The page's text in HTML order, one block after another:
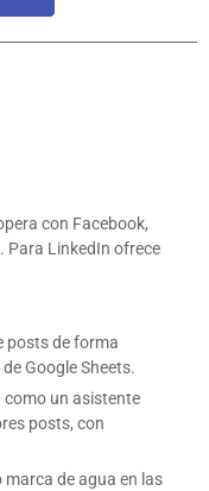
con Facebook,
Para LinkedIn ofrece
posts de forma
Google Sheets.
como un asistente
posts, con
de agua en las